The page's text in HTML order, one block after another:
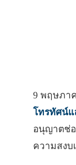
9 พฤษภา
โทรทัศน์
อนุญาตช่อ
ความสงบ